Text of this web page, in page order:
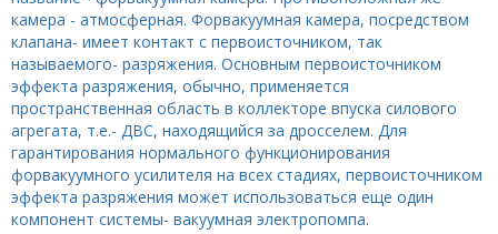
камера - атмосферная. Форвакуумная камера, посредством
клапана- имеет контакт с первоисточником, так
называемого- разряжения. Основным первоисточником
эффекта разряжения, обычно, применяется
пространственная область в коллекторе впуска силового
агрегата, т.е.- ДВС, находящийся за дросселем. Для
гарантирования нормального функционирования
форвакуумного усилителя на всех стадиях, первоисточником
эффекта разряжения может использоваться еще один
компонент системы- вакуумная электропомпа.